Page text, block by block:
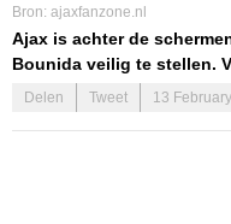
Bron: ajaxfanzone.nl
Ajax is achter de
Bounida veilig te stellen.
de club de
contractvoorstel gedaan.
Delen Tweet 13